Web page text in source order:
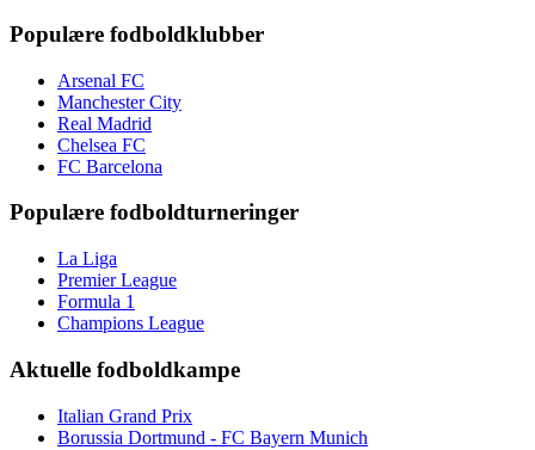
Populære fodboldklubber
Arsenal FC
Manchester City
Real Madrid
Chelsea FC
FC Barcelona
Populære fodboldturneringer
La Liga
Premier League
Formula 1
Champions League
Aktuelle fodboldkampe
Italian Grand Prix
Borussia Dortmund - FC Bayern Munich